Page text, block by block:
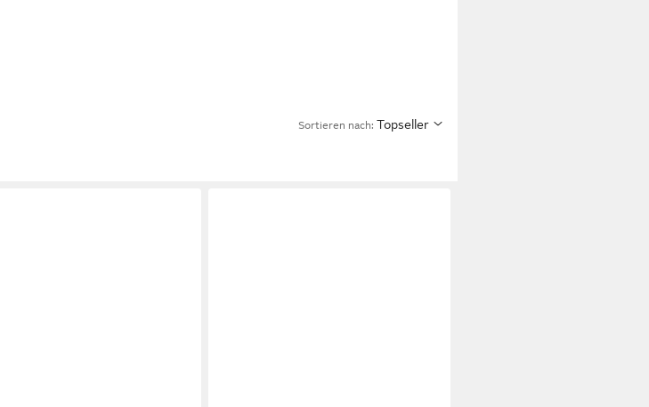
Sortieren nach: Topseller